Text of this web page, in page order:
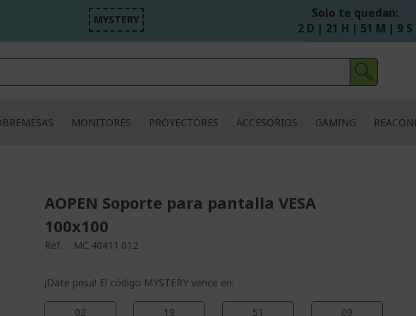
MYSTERY
Solo te quedan:
2 D | 21 H | 51 M | 8 S
MONITORES PROYECTORES ACCESORIOS GAMING
AOPEN Soporte para pantalla VESA
100x100
Ref. MC.40411.012
¡Date prisa! El código MYSTERY vence en:
02 19 51 08